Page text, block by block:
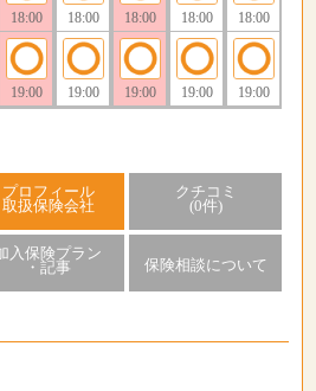
18:00
19:00
18:00
19:00
18:00
19:00
18:00
19:00
18:00
19:00
プロフィール
取扱保険会社
クチコミ
(0件)
入保険プラン
・記事
保険相談について